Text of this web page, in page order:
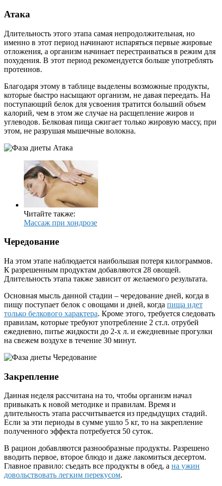
Атака
Длительность этого этапа самая непродолжительная, но
именно в этот период начинают испаряться первые жировые
отложения, а организм начинает перестраиваться в режим для
похудения. В этот период рекомендуется больше употреблять
протеинов.
Благодаря этому в таблице выделены возможные продукты,
которые быстро насыщают организм, не давая переедать. На
поступающий белок для усвоения тратится больший объем
калорий, чем в этом же случае на расщепление жиров и
углеводов. Белковая пища сжигает только жировую массу, при
этом, не разрушая мышечные волокна.
Читайте также:
Массаж при хондрозе
Чередование
На этом этапе наблюдается наибольшая потеря килограммов.
К разрешенным продуктам добавляются 28 овощей.
Длительность этапа также зависит от желаемого результата.
Основная мысль данной стадии – чередование дней, когда в
пищу поступает белок с овощами и дней, когда пища идет
только белкового характера. Кроме этого, требуется следовать
правилам, которые требуют употребление 2 ст.л. отрубей
ежедневно, питье жидкости до 2-х л. и ежедневные прогулки
на свежем воздухе в течение 30 минут.
Закрепление
Данная неделя рассчитана на то, чтобы организм начал
привыкать к новой методике и правилам. Время и
длительность этапа рассчитывается из предыдущих стадий.
Если за эти периоды в сумме ушло 5 кг, то на закрепление
полученного эффекта потребуется 50 суток.
В рацион добавляются разнообразные продукты. Разрешено
вводить первое, второе блюдо и даже лакомиться десертом.
Главное правило: съедать все продукты в обед, а на ужин
довольствовать легким перекусом.